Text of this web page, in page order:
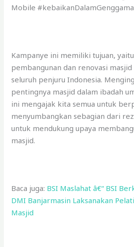
Mobile
Kampanye ini memiliki tujuan,
pembangunan dan renovasi
seluruh penjuru Indonesia.
pentingnya masjid dalam ibadah
ini mengajak kita semua untuk
menyumbangkan sebagian dari
untuk mendukung upaya
masjid.
Baca juga: BSI Maslahat â€“ BSI
DMI Banjarmasin Laksanakan
Masjid